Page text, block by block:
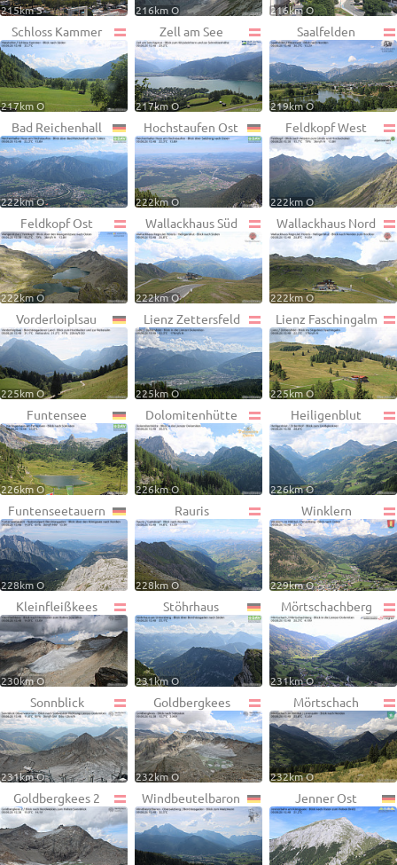
215km S 216km O 216km O
Schloss Kammer
217km O
Zell am See
217km O
Saalfelden
219km O
Bad Reichenhall
222km O
Hochstaufen Ost
222km O
Feldkopf West
222km O
Feldkopf Ost
222km O
Wallackhaus Süd
222km O
Wallackhaus Nord
222km O
Vorderloiplsau
225km O
Lienz Zettersfeld
225km O
Lienz Faschingalm
225km O
Funtensee
226km O
Dolomitenhütte
226km O
Heiligenblut
226km O
Funtenseetauern
228km O
Rauris
228km O
Winklern
229km O
Kleinfleißkees
230km O
Stöhrhaus
231km O
Mörtschachberg
231km O
Sonnblick
231km O
Goldbergkees
232km O
Mörtschach
232km O
Goldbergkees 2 Windbeutelbaron Jenner Ost